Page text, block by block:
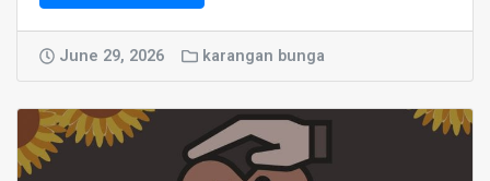
June 29, 2026 karangan bunga